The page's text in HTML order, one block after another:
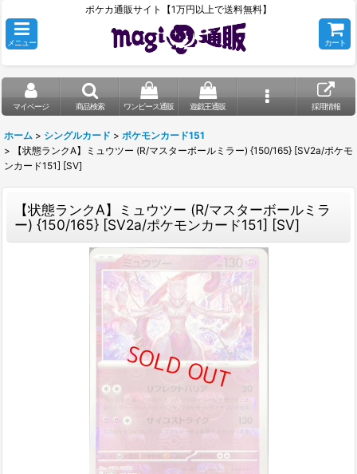
ポケカ通販サイト【1万円以上で送料無料】
メニュー カート
マイページ 商品検索 ワンピース通販 遊戯王通販 採用情報
ホーム > シングルカード > ポケモンカード151
>
【状態ランクA】ミュウツー (R/マスターボールミラー) {150/165} [SV2a/ポケモ
ンカード151] [SV]
【状態ランクA】ミュウツー (R/マスターボールミラ
ー) {150/165} [SV2a/ポケモンカード151] [SV]